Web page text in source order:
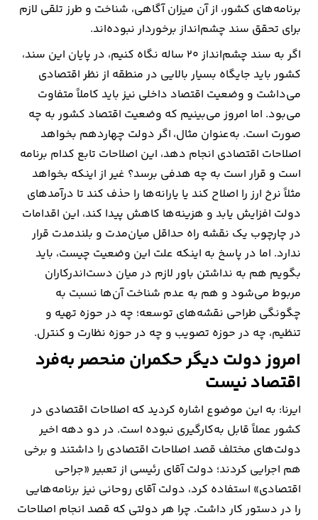
برنامه‌های کشور، از آن میزان آگاهی، شناخت و طرز تلقی لازم
برای تحقق سند چشم‌انداز برخوردار نبوده‌اند.
اگر به سند چشم‌انداز ۲۰ ساله نگاه کنیم، در پایان این سند،
کشور باید جایگاه بسیار بالایی در منطقه از نظر اقتصادی
می‌داشت و وضعیت اقتصاد داخلی نیز باید کاملاً متفاوت
می‌بود. اما امروز می‌بینیم که وضعیت اقتصاد کشور به چه
صورت است. به‌عنوان مثال، اگر دولت چهاردهم بخواهد
اصلاحات اقتصادی انجام دهد، این اصلاحات تابع کدام برنامه
است و قرار است به چه هدفی برسد؟ غیر از اینکه بخواهد
مثلاً نرخ ارز را اصلاح کند یا یارانه‌ها را حذف کند تا درآمدهای
دولت افزایش یابد و هزینه‌ها کاهش پیدا کند، این اقدامات
در چارچوب یک نقشه راه حداقل میان‌مدت و بلندمدت قرار
ندارد. اما در پاسخ به اینکه علت این وضعیت چیست، باید
بگویم هم به نداشتن باور لازم در میان دست‌اندرکاران
مربوط می‌شود و هم به عدم شناخت آن‌ها نسبت به
چگونگی طراحی نقشه‌های توسعه؛ چه در حوزه تهیه و
تنظیم، چه در حوزه تصویب و چه در حوزه نظارت و کنترل.
امروز دولت دیگر حکمران منحصر به‌فرد
اقتصاد نیست
ایرنا: به این موضوع اشاره کردید که اصلاحات اقتصادی در
کشور عملاً قابل به‌کارگیری نبوده است. در دو دهه اخیر
دولت‌های مختلف قصد اصلاحات اقتصادی را داشتند و برخی
هم اجرایی کردند؛ دولت آقای رئیسی از تعبیر «جراحی
اقتصادی» استفاده کرد، دولت آقای روحانی نیز برنامه‌هایی
را در دستور کار داشت. چرا هر دولتی که قصد انجام اصلاحات